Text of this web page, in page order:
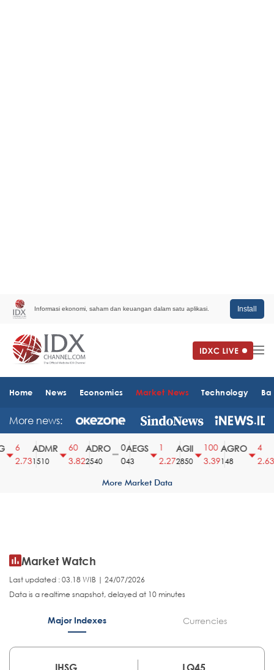
Informasi ekonomi, saham dan keuangan dalam satu aplikasi. Install
Home News Economics Market News Technology
More news:
2.73
ADMR
1510
60
3.82
ADRO
2540
AEGS
43
2.27
AGII
2850
100
3.39
AGRO
148
2.63
More Market Data
Market Watch
Last updated : 03.18 WIB | 24/07/2026
Data is a realtime snapshot, delayed at 10 minutes
Major Indexes Currencies
IHSG
LQ45